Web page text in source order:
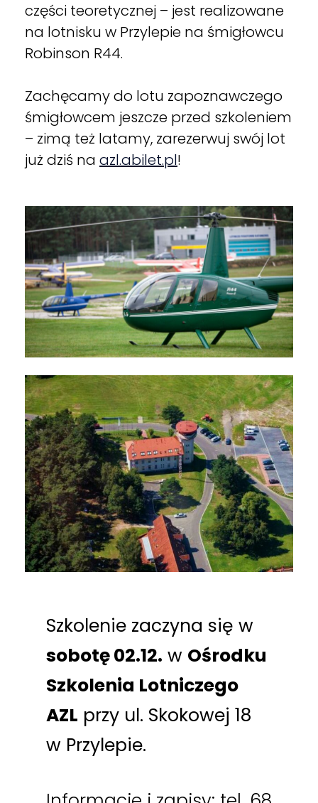
części teoretycznej – jest realizowane
na lotnisku w Przylepie na śmigłowcu
Robinson R44.
Zachęcamy do lotu zapoznawczego
śmigłowcem jeszcze przed szkoleniem
– zimą też latamy, zarezerwuj swój lot
już dziś na azl.abilet.pl!
Szkolenie zaczyna się w
sobotę 02.12. w Ośrodku
Szkolenia Lotniczego
AZL przy ul. Skokowej 18
w Przylepie.